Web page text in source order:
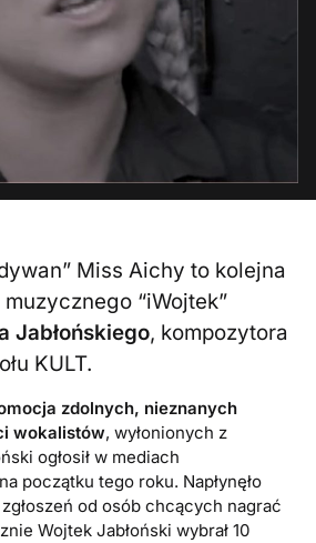
Miss Aichy to kolejna
“iWojtek”
Jabłońskiego, kompozytora
KULT.
zdolnych, nieznanych
wokalistów, wyłonionych z
ogłosił w mediach
początku tego roku. Napłynęło
od osób chcących nagrać
Wojtek Jabłoński wybrał 10